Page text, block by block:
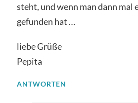
steht, und wenn man dann mal
gefunden hat …
liebe Grüße
Pepita
ANTWORTEN